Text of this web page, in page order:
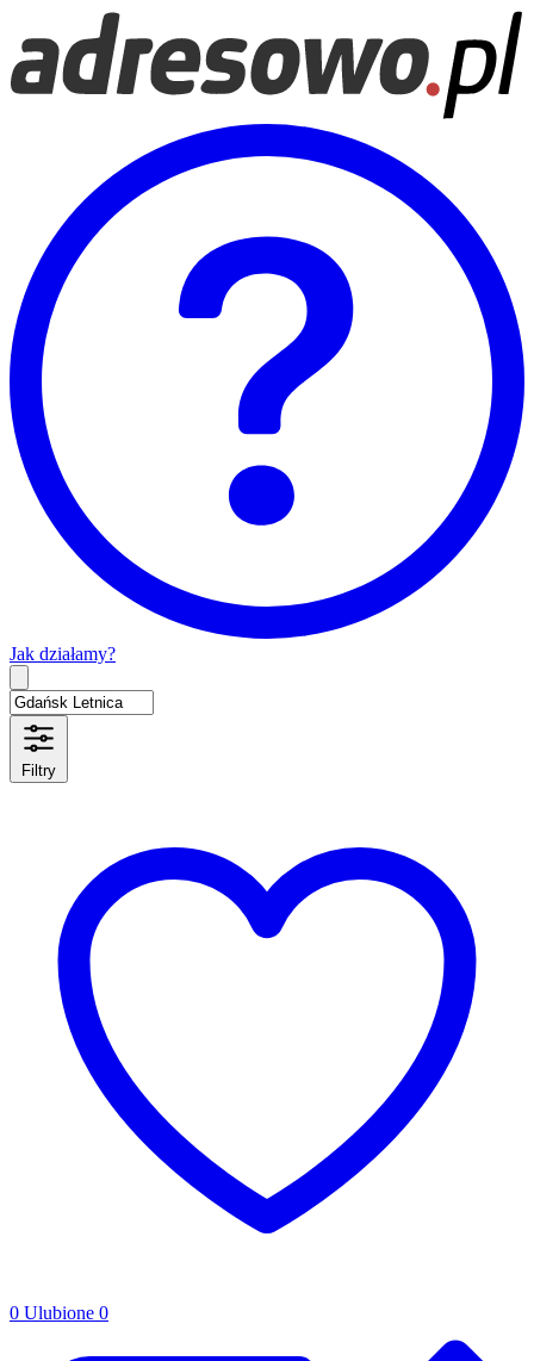
Jak działamy?
Filtry
0 Ulubione 0